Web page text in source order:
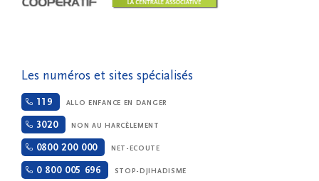
Les numéros et sites spécialisés
119 ALLO ENFANCE EN DANGER
3020 NON AU HARCÈLEMENT
0800 200 000 NET-ECOUTE
0 800 005 696 STOP-DJIHADISME